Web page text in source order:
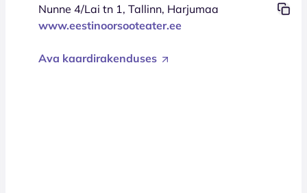
Nunne 4/Lai tn 1, Tallinn, Harjumaa
www.eestinoorsooteater.ee
Ava kaardirakenduses